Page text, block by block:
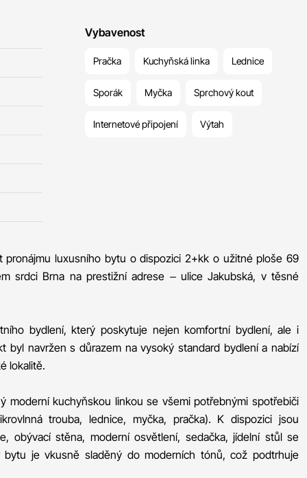
Vybavenost
Pračka Kuchyňská linka Lednice
Sporák Myčka Sprchový kout
Internetové připojení Výtah
pronájmu luxusního bytu o dispozici 2+kk o užitné ploše 69
srdci Brna na prestižní adrese – ulice Jakubská, v těsné
bydlení, který poskytuje nejen komfortní bydlení, ale i
byl navržen s důrazem na vysoký standard bydlení a nabízí
lokalitě.
moderní kuchyňskou linkou se všemi potřebnými spotřebiči
trouba, lednice, myčka, pračka). K dispozici jsou
obývací stěna, moderní osvětlení, sedačka, jídelní stůl se
je vkusně sladěný do moderních tónů, což podtrhuje